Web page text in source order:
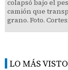
LO MÁS VISTO